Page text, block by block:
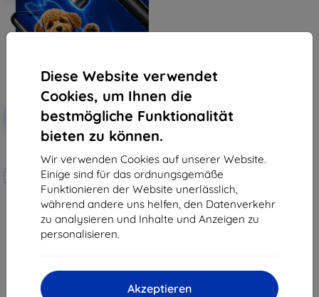
Diese Website verwendet
Cookies, um Ihnen die
bestmögliche Funktionalität
bieten zu können.
Wir verwenden Cookies auf unserer Website.
Einige sind für das ordnungsgemäße
Funktionieren der Website unerlässlich,
während andere uns helfen, den Datenverkehr
zu analysieren und Inhalte und Anzeigen zu
personalisieren.
Akzeptieren
Rabatt
mit
Gutschein
EXTRA10
Maßgeschneidert
hergestellt
19,90 €
17,91 €